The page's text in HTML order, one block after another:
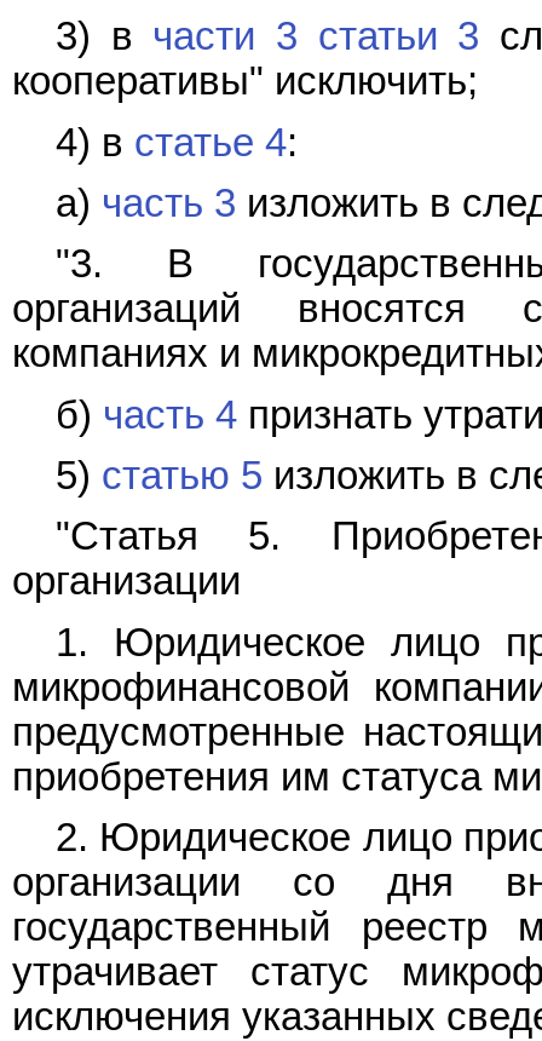
3) в части 3 статьи 3
кооперативы" исключить;
4) в статье 4:
а) часть 3 изложить в
"3. В
организаций вносятся
компаниях и
б) часть 4 признать
5) статью 5 изложить в
"Статья 5.
организации
1. Юридическое лицо
микрофинансовой
предусмотренные
приобретения им статуса
2. Юридическое лицо
организации со дня
государственный реестр
утрачивает статус
исключения указанных